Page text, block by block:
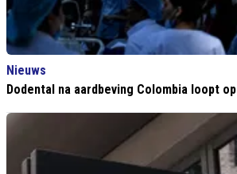
Nieuws
Dodental na aardbeving Colombia loopt op